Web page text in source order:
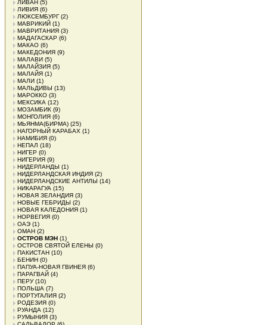
ЛИВАН (5)
ЛИВИЯ (6)
ЛЮКСЕМБУРГ(2)
МАВРИКИЙ (1)
МАВРИТАНИЯ (3)
МАДАГАСКАР (6)
МАКАО (6)
МАКЕДОНИЯ (9)
МАЛАВИ (5)
МАЛАЙЗИЯ (5)
МАЛАЙЯ (1)
МАЛИ (1)
МАЛЬДИВЫ (13)
МАРОККО (3)
МЕКСИКА (12)
МОЗАМБИК (9)
МОНГОЛИЯ (6)
МЬЯНМА(БИРМА) (25)
НАГОРНЫЙ КАРАБАХ (1)
НАМИБИЯ (0)
НЕПАЛ (18)
НИГЕР (0)
НИГЕРИЯ (9)
НИДЕРЛАНДЫ (1)
НИДЕРЛАНДСКАЯ ИНДИЯ (2)
НИДЕРЛАНДСКИЕ АНТИЛЫ (14)
НИКАРАГУА (15)
НОВАЯ ЗЕЛАНДИЯ (3)
НОВЫЕ ГЕБРИДЫ (2)
НОВАЯ КАЛЕДОНИЯ (1)
НОРВЕГИЯ (0)
ОАЭ (1)
ОМАН (2)
ОСТРОВ МЭН (1)
ОСТРОВ СВЯТОЙ ЕЛЕНЫ (0)
ПАКИСТАН (10)
БЕНИН (0)
ПАПУА-НОВАЯ ГВИНЕЯ (6)
ПАРАГВАЙ (4)
ПЕРУ(10)
ПОЛЬША (7)
ПОРТУГАЛИЯ (2)
РОДЕЗИЯ (0)
РУАНДА (12)
РУМЫНИЯ (3)